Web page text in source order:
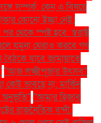
সম্পর্ক: কেন এ বিষয়ে
কোনো ইচ্ছা নেই:
থেকে স্পষ্ট হবে: স্বরাষ্ট্র
যমুনা ঘেরাও করবে গণ
যাবে জামায়াতে
"আজ লক্ষ্মীপূজার উৎসব"
ভাবছে না: মার্কিন
অনুভূতি" "আমার হিজাব
রাজনৈতিক বন্দী: